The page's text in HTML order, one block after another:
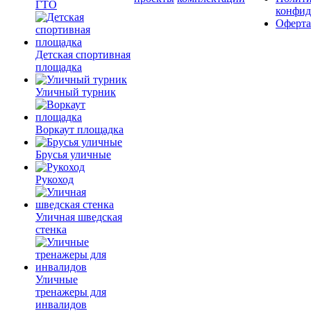
ГТО
Детская спортивная
площадка
Уличный турник
Воркаут площадка
Брусья уличные
Рукоход
Уличная шведская
стенка
Уличные
тренажеры для
инвалидов
Оферта